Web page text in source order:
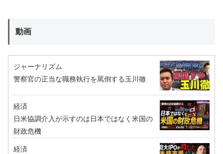
動画
ジャーナリズム
警察官の正当な職務執行を罵倒する玉川徹
経済
日米協調介入が示すのは日本ではなく米国の
財政危機
経済